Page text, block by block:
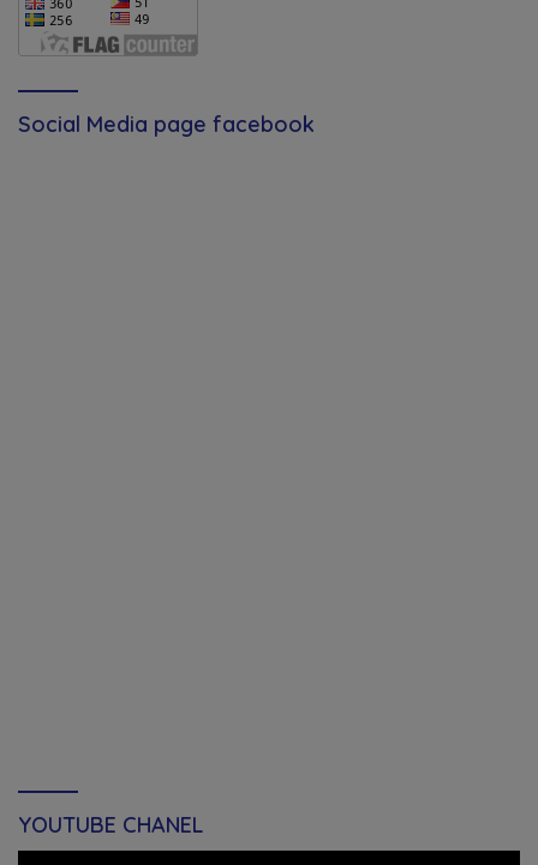
Social Media page facebook
YOUTUBE CHANEL